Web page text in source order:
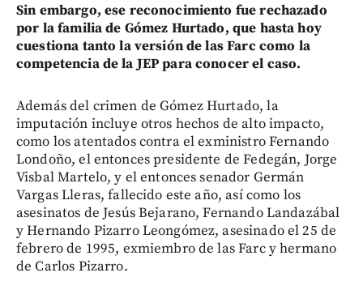
Sin embargo, ese reconocimiento fue rechazado
por la familia de Gómez Hurtado, que hasta hoy
cuestiona tanto la versión de las Farc como la
competencia de la JEP para conocer el caso.
Además del crimen de Gómez Hurtado, la
imputación incluye otros hechos de alto impacto,
como los atentados contra el exministro Fernando
Londoño, el entonces presidente de Fedegán, Jorge
Visbal Martelo, y el entonces senador Germán
Vargas Lleras, fallecido este año, así como los
asesinatos de Jesús Bejarano, Fernando Landazábal
y Hernando Pizarro Leongómez, asesinado el 25 de
febrero de 1995, exmiembro de las Farc y hermano
de Carlos Pizarro.